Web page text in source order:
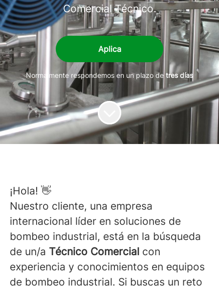
Comercial Técnico.
Aplica
Normalmente respondemos en un plazo detres días
¡Hola! 👋
Nuestro cliente, una empresa
internacional líder en soluciones de
bombeo industrial, está en la búsqueda
de un/a Técnico Comercial con
experiencia y conocimientos en equipos
de bombeo industrial. Si buscas un reto